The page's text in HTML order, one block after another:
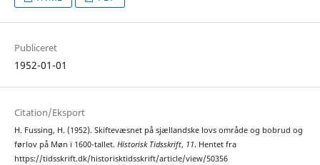
Publiceret
1952-01-01
Citation/Eksport
H. Fussing, H. (1952). Skiftevæsnet på sjællandske lovs område og bobrud og
førlov på Møn i 1600-tallet. Historisk Tidsskrift, 11. Hentet fra
https://tidsskrift.dk/historisktidsskrift/article/view/50356